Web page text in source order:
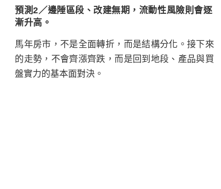
預測2／邊陲區段、改建無期，流動性風險則會逐
漸升高。
馬年房市，不是全面轉折，而是結構分化。接下來
的走勢，不會齊漲齊跌，而是回到地段、產品與買
盤實力的基本面對決。